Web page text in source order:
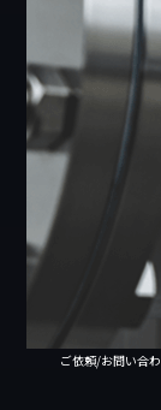
ご依頼/お問い合